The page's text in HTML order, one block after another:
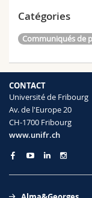
Catégories
Communiqués de
CONTACT
Université de Fribourg
Av. de l'Europe 20
CH-1700 Fribourg
www.unifr.ch